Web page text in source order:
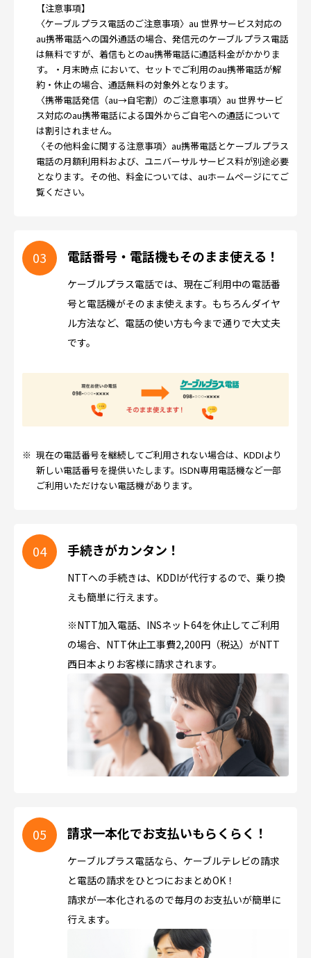
【注意事項】
〈ケーブルプラス電話のご注意事項〉au 世界サービス対応の
au携帯電話への国外通話の場合、発信元のケーブルプラス電話
は無料ですが、着信もとのau携帯電話に通話料金がかかりま
す。・月末時点 において、セットでご利用のau携帯電話が解
約・休止の場合、通話無料の対象外となります。
〈携帯電話発信（au→自宅割）のご注意事項〉au 世界サービ
ス対応のau携帯電話による国外からご自宅への通話について
は割引されません。
〈その他料金に関する注意事項〉au携帯電話とケーブルプラス
電話の月額利用料および、ユニバーサルサービス料が別途必要
となります。その他、料金については、auホームページにてご
覧ください。
電話番号・電話機もそのまま使える！
ケーブルプラス電話では、現在ご利用中の電話番
号と電話機がそのまま使えます。もちろんダイヤ
ル方法など、電話の使い方も今まで通りで大丈夫
です。
※ 現在の電話番号を継続してご利用されない場合は、KDDIより
新しい電話番号を提供いたします。ISDN専用電話機など一部
ご利用いただけない電話機があります。
手続きがカンタン！
NTTへの手続きは、KDDIが代行するので、乗り換
えも簡単に行えます。
※NTT加入電話、INSネット64を休止してご利用
の場合、NTT休止工事費2,200円（税込）がNTT
西日本よりお客様に請求されます。
請求一本化でお支払いもらくらく！
ケーブルプラス電話なら、ケーブルテレビの請求
と電話の請求をひとつにおまとめOK！
請求が一本化されるので毎月のお支払いが簡単に
行えます。